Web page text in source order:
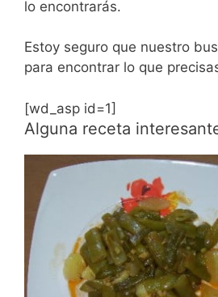
lo encontrarás.
Estoy seguro que nuestro
para encontrar lo que
[wd_asp id=1]
Alguna receta